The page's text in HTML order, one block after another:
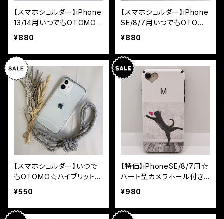
【スマホショルダー】iPhone
13/14用いつでもOTOMO
☆チェーンストラップ付ハイ
¥880
【スマホショルダー】iPhone
SE/8/7用いつでもOTOM
O☆ストラップ付ハイブリッ
¥880
【スマホショルダー】いつで
もOTOMO☆ハイブリットク
リアケースのみ
¥550
【特価】iPhoneSE/8/7用☆
ハート型カメラホール付き
ソフトケース ｷｬｯﾄ&花
¥980